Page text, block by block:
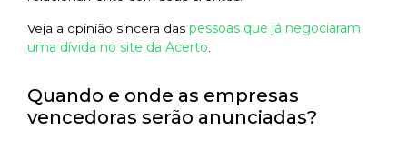
Veja a opinião sincera das pessoas que já negociaram
uma dívida no site da Acerto
Quando e onde as empresas
vencedoras serão anunciadas?